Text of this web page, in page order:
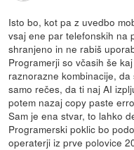
Isto bo, kot pa z uvedbo
vsaj ene par telefonskih na
shranjeno in ne rabiš
Programerji so včasih še
raznorazne kombinacije,
samo rečes, da ti naj AI
potem nazaj copy paste
Sam je ena stvar, to lahko
Programerski poklic bo
operaterji iz prve polovice